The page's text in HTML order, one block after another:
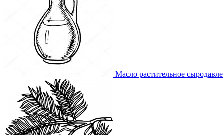
Масло растительное